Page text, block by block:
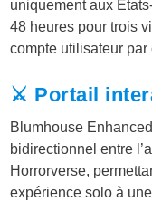
uniquement aux
48 heures pour trois
compte utilisateur par
⚔️ Portail
Blumhouse
bidirectionnel entre
Horrorverse,
expérience solo à